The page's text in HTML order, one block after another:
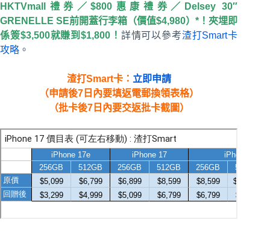
HKTVmall禮券／$800惠康禮券／Delsey 30″
GRENELLE SE前開蓋行李箱（價值$4,980）*！夾埋即
係簽$3,500就賺到$1,800！ 詳情可以參考渣打Smart卡
攻略 。
渣打Smart卡： 立即申請
（申請後7日內要填返電郵換領表格）
（批卡後7日內要交返批卡截圖）